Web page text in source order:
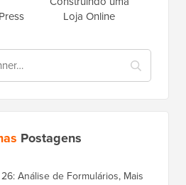
Loja Online
Postagens
Análise de Formulários, Mais